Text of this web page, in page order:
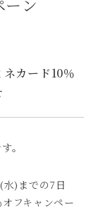
ン
カード10％
。
)までの7日
フキャンペー